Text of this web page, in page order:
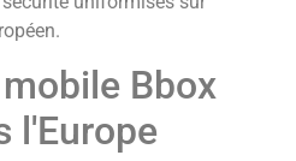
Bbox
l'Europe